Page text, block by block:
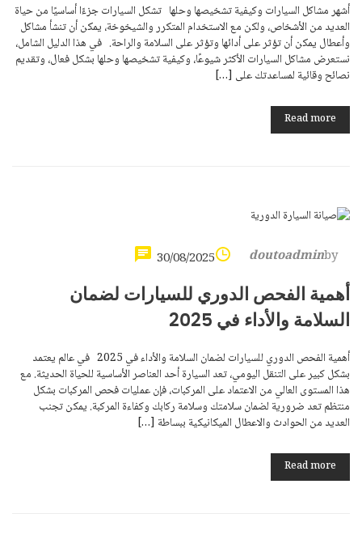
أشهر مشاكل السيارات وكيفية تشخيصها وحلها تشكل السيارات جزءًا أساسيًا من حياة
العديد من الأشخاص، ولكن مع الاستخدام المتكرر والشيخوخة، يمكن أن تنشأ مشاكل
وأعطال يمكن أن تؤثر على أدائها وتؤثر على السلامة والراحة. في هذا الدليل الشامل،
نستعرض مشاكل السيارات الأكثر شيوعًا، وكيفية تشخيصها وحلها بشكل فعال، وتقديم
نصائح وقائية لمساعدتك على […]
Read more
by
doutoadmin
30/08/2025
أهمية الفحص الدوري للسيارات لضمان
السلامة والأداء في 2025
أهمية الفحص الدوري للسيارات لضمان السلامة والأداء في 2025 في عالم يعتمد
بشكل كبير على التنقل اليومي، تعد السيارة أحد العناصر الأساسية للحياة الحديثة. مع
هذا المستوى العالي من الاعتماد على المركبات، فإن عمليات فحص المركبات بشكل
منتظم تعد ضرورية لضمان سلامتك وسلامة ركابك وكفاءة المركبة. يمكن تجنب
العديد من الحوادث والاعطال الميكانيكية ببساطة […]
Read more